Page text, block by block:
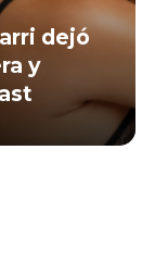
dejó
y